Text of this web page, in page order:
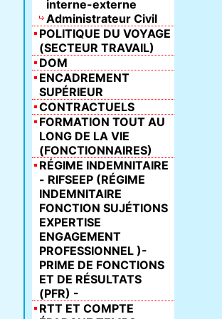
interne-externe
Administrateur Civil
POLITIQUE DU VOYAGE
(SECTEUR TRAVAIL)
DOM
ENCADREMENT
SUPÉRIEUR
CONTRACTUELS
FORMATION TOUT AU
LONG DE LA VIE
(FONCTIONNAIRES)
RÉGIME INDEMNITAIRE
- RIFSEEP (RÉGIME
INDEMNITAIRE
FONCTION SUJÉTIONS
EXPERTISE
ENGAGEMENT
PROFESSIONNEL )-
PRIME DE FONCTIONS
ET DE RÉSULTATS
(PFR) -
RTT ET COMPTE